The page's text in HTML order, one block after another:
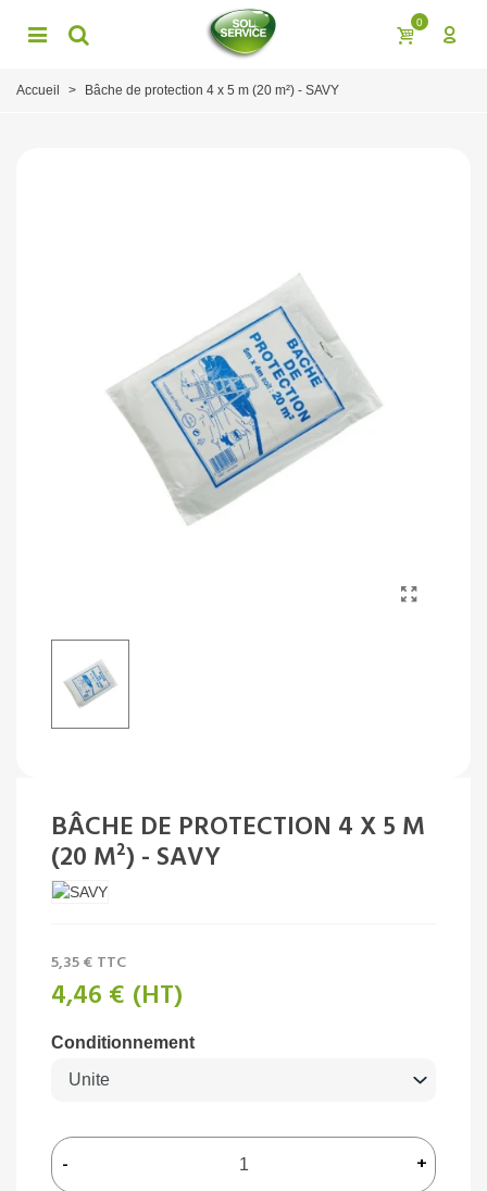
0
Accueil > Bâche de protection 4 x 5 m (20 m²) - SAVY
BÂCHE DE PROTECTION 4 X 5 M
(20 M²) - SAVY
5,35 € TTC
4,46 € (HT)
Conditionnement
- +